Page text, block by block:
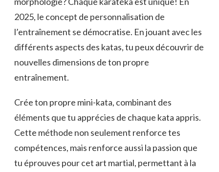
2025, le concept de personnalisation de
l’entraînement se démocratise. En jouant avec les
différents aspects des katas, tu peux découvrir de
nouvelles dimensions de ton propre
entraînement.
Crée ton propre mini-kata, combinant des
éléments que tu apprécies de chaque kata appris.
Cette méthode non seulement renforce tes
compétences, mais renforce aussi la passion que
tu éprouves pour cet art martial, permettant à la